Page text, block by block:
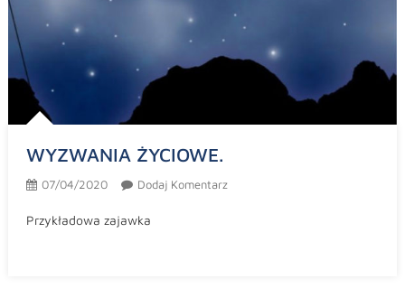
WYZWANIA ŻYCIOWE.
07/04/2020 Dodaj Komentarz
Przykładowa zajawka